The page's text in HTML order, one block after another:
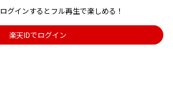
ログインするとフル再生で楽しめる！
楽天IDでログイン